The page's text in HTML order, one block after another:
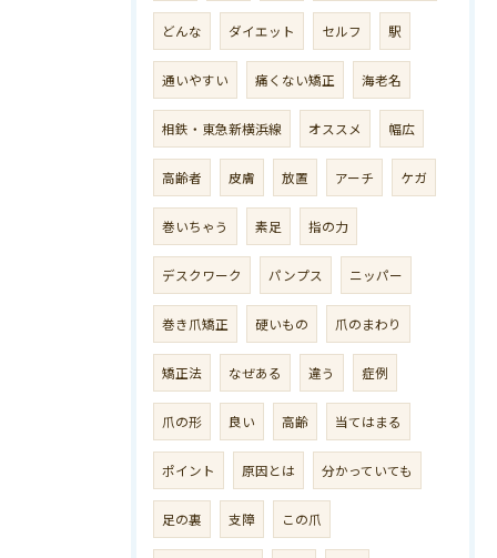
どんな ダイエット セルフ 駅
通いやすい 痛くない矯正 海老名
相鉄・東急新横浜線 オススメ 幅広
高齢者 皮膚 放置 アーチ ケガ
巻いちゃう 素足 指の力
デスクワーク パンプス ニッパー
巻き爪矯正 硬いもの 爪のまわり
矯正法 なぜある 違う 症例
爪の形 良い 高齢 当てはまる
ポイント 原因とは 分かっていても
足の裏 支障 この爪